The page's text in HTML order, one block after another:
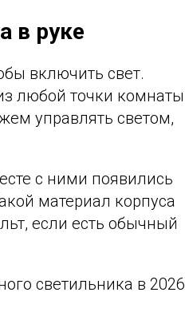
в руке
включить свет.
любой точки комнаты
управлять светом,
с ними появились
материал корпуса
если есть обычный
светильника в 2026